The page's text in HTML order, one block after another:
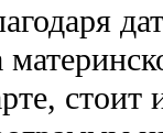
стоит